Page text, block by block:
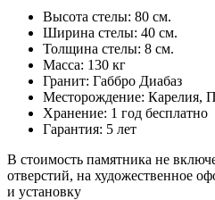
Высота стелы: 80 см.
Ширина стелы: 40 см.
Толщина стелы: 8 см.
Масса: 130 кг
Гранит: Габбро Диабаз
Месторождение: Карелия,
Хранение: 1 год бесплатно
Гарантия: 5 лет
В стоимость памятника не
отверстий, на художественное
и установку